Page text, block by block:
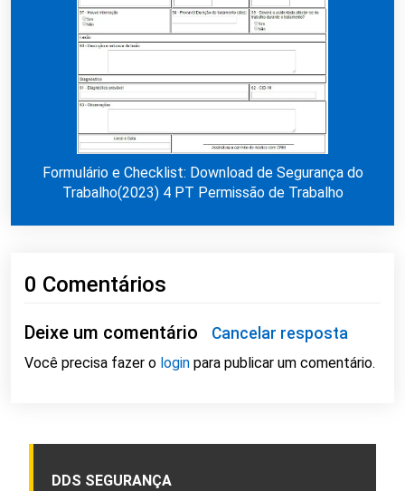
Formulário e Checklist: Download de Segurança do
Trabalho(2023) 4 PT Permissão de Trabalho
0 Comentários
Deixe um comentário Cancelar resposta
Você precisa fazer o login para publicar um comentário.
DDS SEGURANÇA